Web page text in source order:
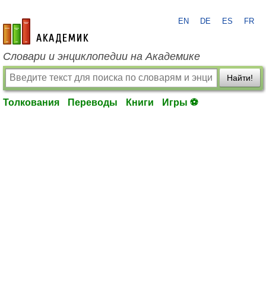
academic.ru
EN DE ES FR
Словари и энциклопедии на Академике
Найти!
Толкования Переводы Книги Игры ⚽